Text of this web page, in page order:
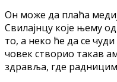
Он може да плаћа
Свилајнцу које њему
то, а неко ће да се чуди
човек створио такав
здравља, где